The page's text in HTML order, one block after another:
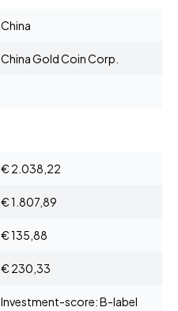
China
China Gold Coin Corp.
€ 2.038,22
€ 1.807,89
€ 135,88
€ 230,33
Investment-score: B-label